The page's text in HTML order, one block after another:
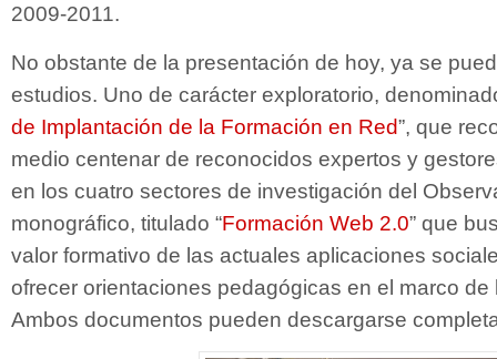
2009-2011.
No obstante de la presentación de hoy, ya se
estudios. Uno de carácter exploratorio,
de Implantación de la Formación en Red”, que
medio centenar de reconocidos expertos y
en los cuatro sectores de investigación del
monográfico, titulado “Formación Web 2.0” que
valor formativo de las actuales aplicaciones
ofrecer orientaciones pedagógicas en el marco de
Ambos documentos pueden descargarse